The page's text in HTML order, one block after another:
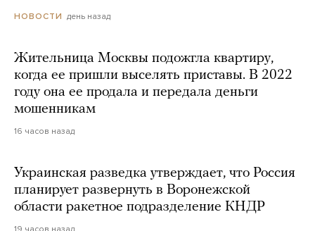
НОВОСТИ день назад
Жительница Москвы подожгла квартиру,
когда ее пришли выселять приставы. В 2022
году она ее продала и передала деньги
мошенникам
16 часов назад
Украинская разведка утверждает, что Россия
планирует развернуть в Воронежской
области ракетное подразделение КНДР